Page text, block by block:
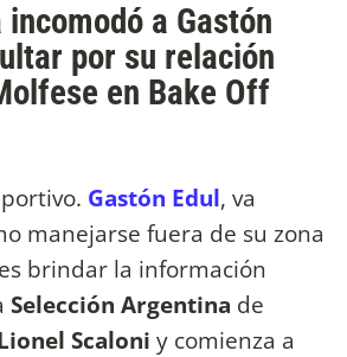
incomodó a Gastón
por su relación
en Bake Off
Gastón Edul, va
manejarse fuera de su zona
brindar la información
Selección Argentina de
Scaloni y comienza a